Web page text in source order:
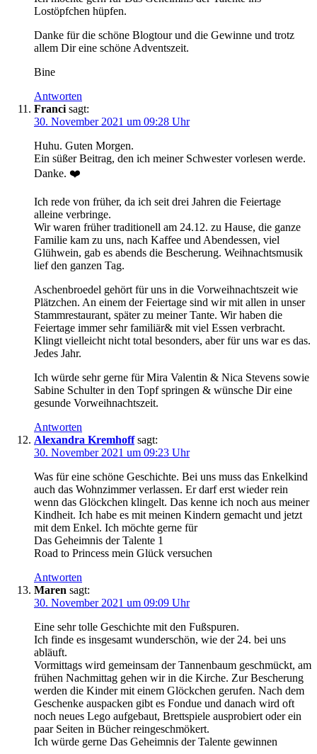
Lostöpfchen hüpfen.
Danke für die schöne Blogtour und die Gewinne und trotz
allem Dir eine schöne Adventszeit.
Bine
Antworten
Franci sagt:
30. November 2021 um 09:28 Uhr
Huhu. Guten Morgen.
Ein süßer Beitrag, den ich meiner Schwester vorlesen werde.
Danke. ❤️
Ich rede von früher, da ich seit drei Jahren die Feiertage
alleine verbringe.
Wir waren früher traditionell am 24.12. zu Hause, die ganze
Familie kam zu uns, nach Kaffee und Abendessen, viel
Glühwein, gab es abends die Bescherung. Weihnachtsmusik
lief den ganzen Tag.
Aschenbroedel gehört für uns in die Vorweihnachtszeit wie
Plätzchen. An einem der Feiertage sind wir mit allen in unser
Stammrestaurant, später zu meiner Tante. Wir haben die
Feiertage immer sehr familiär& mit viel Essen verbracht.
Klingt vielleicht nicht total besonders, aber für uns war es das.
Jedes Jahr.
Ich würde sehr gerne für Mira Valentin & Nica Stevens sowie
Sabine Schulter in den Topf springen & wünsche Dir eine
gesunde Vorweihnachtszeit.
Antworten
Alexandra Kremhoff sagt:
30. November 2021 um 09:23 Uhr
Was für eine schöne Geschichte. Bei uns muss das Enkelkind
auch das Wohnzimmer verlassen. Er darf erst wieder rein
wenn das Glöckchen klingelt. Das kenne ich noch aus meiner
Kindheit. Ich habe es mit meinen Kindern gemacht und jetzt
mit dem Enkel. Ich möchte gerne für
Das Geheimnis der Talente 1
Road to Princess mein Glück versuchen
Antworten
Maren sagt:
30. November 2021 um 09:09 Uhr
Eine sehr tolle Geschichte mit den Fußspuren.
Ich finde es insgesamt wunderschön, wie der 24. bei uns
abläuft.
Vormittags wird gemeinsam der Tannenbaum geschmückt, am
frühen Nachmittag gehen wir in die Kirche. Zur Bescherung
werden die Kinder mit einem Glöckchen gerufen. Nach dem
Geschenke auspacken gibt es Fondue und danach wird oft
noch neues Lego aufgebaut, Brettspiele ausprobiert oder ein
paar Seiten in Bücher reingeschmökert.
Ich würde gerne Das Geheimnis der Talente gewinnen